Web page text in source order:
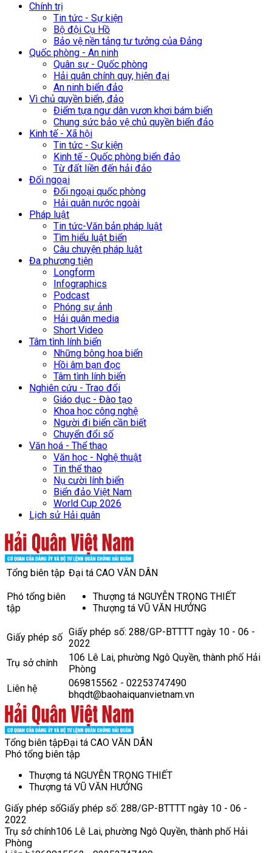
Chính trị
Tin tức - Sự kiện
Bộ đội Cụ Hồ
Bảo vệ nền tảng tư tưởng của Đảng
Quốc phòng - An ninh
Quân sự - Quốc phòng
Hải quân chính quy, hiện đại
An ninh biển đảo
Vì chủ quyền biển, đảo
Điểm tựa ngư dân vươn khơi bám biển
Chung sức bảo vệ chủ quyền biển đảo
Kinh tế - Xã hội
Tin tức - Sự kiện
Kinh tế - Quốc phòng biển đảo
Từ đất liền đến hải đảo
Đối ngoại
Đối ngoại quốc phòng
Hải quân nước ngoài
Pháp luật
Tin tức-Văn bản pháp luật
Tìm hiểu luật biển
Câu chuyện pháp luật
Đa phương tiện
Longform
Infographics
Podcast
Phóng sự ảnh
Hải quân media
Short Video
Tâm tình lính biển
Những bông hoa biển
Hồi âm bạn đọc
Tâm tình lính biển
Nghiên cứu - Trao đổi
Giáo dục - Đào tạo
Khoa học công nghệ
Người đi biển cần biết
Chuyển đổi số
Văn hoá - Thể thao
Văn học - Nghệ thuật
Tin thể thao
Nụ cười lính biển
Biển đảo Việt Nam
World Cup 2026
Lịch sử Hải quân
Tổng biên tập Đại tá CAO VĂN DÂN
Phó tổng biên
tập
Thượng tá NGUYỄN TRỌNG THIẾT
Thượng tá VŨ VĂN HƯỞNG
Giấy phép số Giấy phép số: 288/GP-BTTTT ngày 10 - 06 -
2022
Trụ sở chính
106 Lê Lai, phường Ngô Quyền, thành phố Hải
Phòng
Liên hệ
069815562 - 02253747490
bhqdt@baohaiquanvietnam.vn
Tổng biên tậpĐại tá CAO VĂN DÂN
Phó tổng biên tập
Thượng tá NGUYỄN TRỌNG THIẾT
Thượng tá VŨ VĂN HƯỞNG
Giấy phép sốGiấy phép số: 288/GP-BTTTT ngày 10 - 06 -
2022
Trụ sở chính106 Lê Lai, phường Ngô Quyền, thành phố Hải
Phòng